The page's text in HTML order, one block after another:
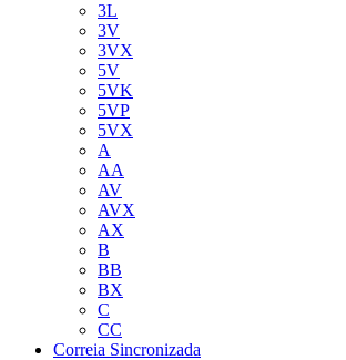
3L
3V
3VX
5V
5VK
5VP
5VX
A
AA
AV
AVX
AX
B
BB
BX
C
CC
Correia Sincronizada